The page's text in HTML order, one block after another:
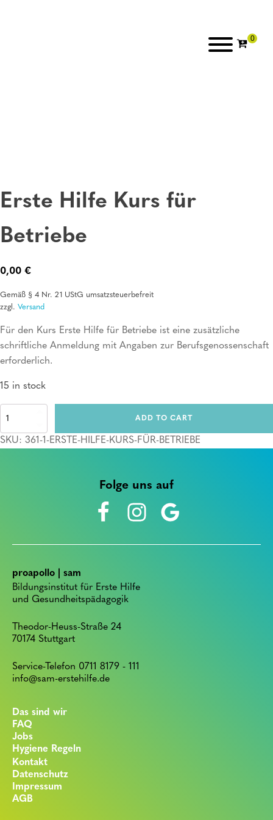
Erste Hilfe Kurs für
Betriebe
0,00 €
Gemäß § 4 Nr. 21 UStG umsatzsteuerbefreit
zzgl. Versand
Für den Kurs Erste Hilfe für Betriebe ist eine zusätzliche
schriftliche Anmeldung mit Angaben zur Berufsgenossenschaft
erforderlich.
15 in stock
Erste
Kurs
für
ADD TO CART
SKU: 361-1-ERSTE-HILFE-KURS-FÜR-BETRIEBE
Folge uns auf
proapollo | sam
Bildungsinstitut für Erste Hilfe
und Gesundheitspädagogik
Theodor-Heuss-Straße 24
70174 Stuttgart
Service-Telefon 0711 8179 - 111
info@sam-erstehilfe.de
Das sind wir
FAQ
Jobs
Hygiene Regeln
Kontakt
Datenschutz
Impressum
AGB